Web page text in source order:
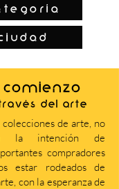
COMIENZO
del arte
de arte, no
la intención de
compradores
estar rodeados de
con la esperanza de